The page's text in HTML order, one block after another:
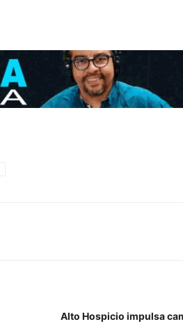
Alto Hospicio impulsa